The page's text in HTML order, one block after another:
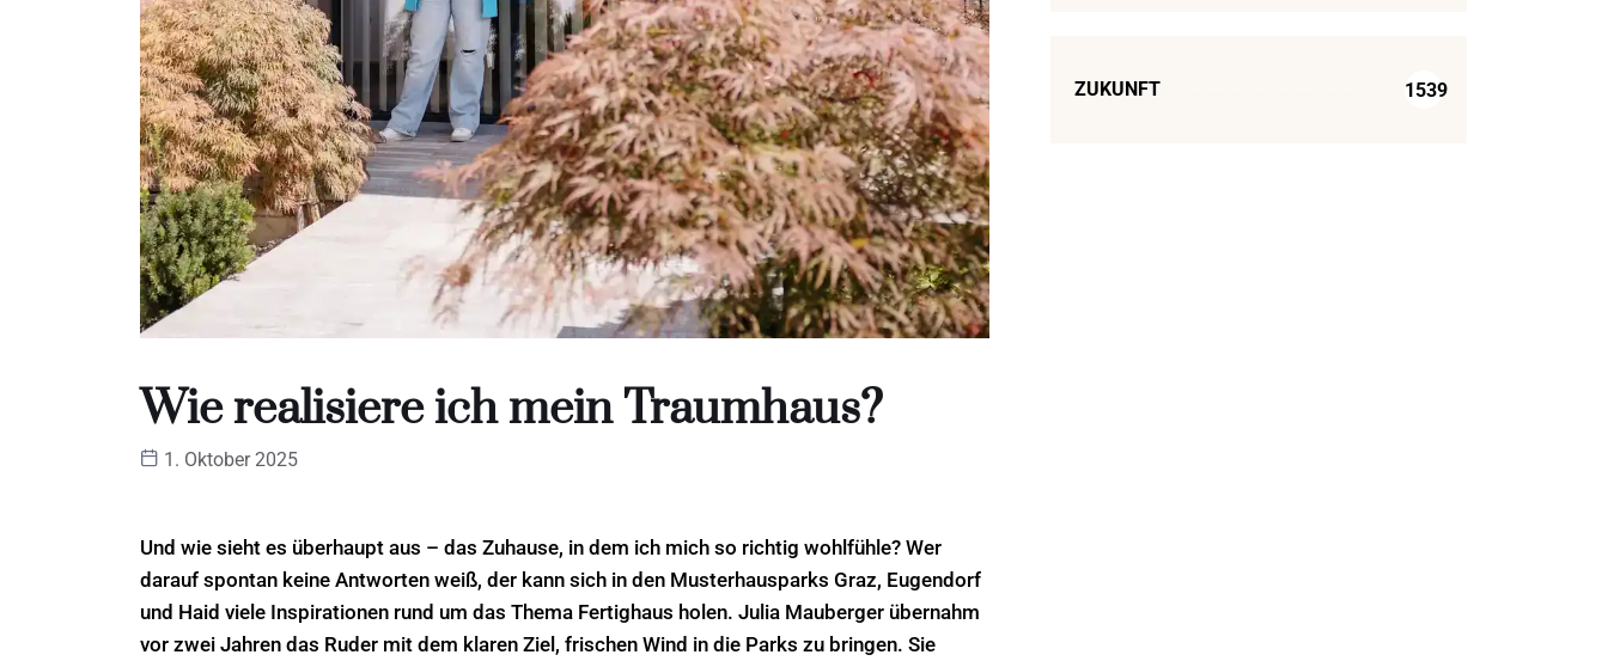
Wie realisiere ich mein Traumhaus?
1. Oktober 2025
Und wie sieht es überhaupt aus – das Zuhause, in dem ich mich so richtig wohlfühle? Wer
darauf spontan keine Antworten weiß, der kann sich in den Musterhausparks Graz, Eugendorf
und Haid viele Inspirationen rund um das Thema Fertighaus holen. Julia Mauberger übernahm
vor zwei Jahren das Ruder mit dem klaren Ziel, frischen Wind in die Parks zu bringen. Sie
ZUKUNFT 1539